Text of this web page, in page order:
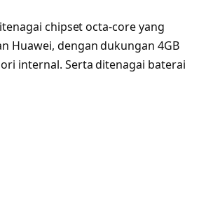
chipset octa-core yang
Huawei, dengan dukungan 4GB
internal. Serta ditenagai baterai